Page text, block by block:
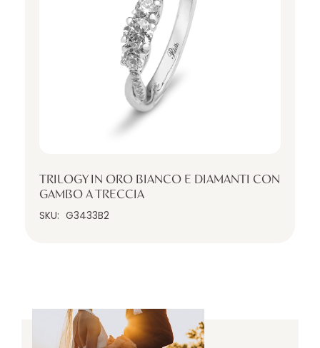
TRILOGY IN ORO BIANCO E DIAMANTI CON
GAMBO A TRECCIA
SKU: G3433B2